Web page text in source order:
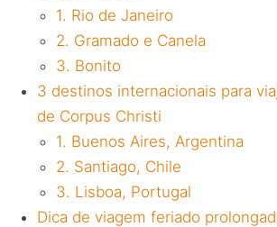
1. Rio de Janeiro
2. Gramado e Canela
3. Bonito
3 destinos internacionais para
de Corpus Christi
1. Buenos Aires, Argentina
2. Santiago, Chile
3. Lisboa, Portugal
Dica de viagem feriado